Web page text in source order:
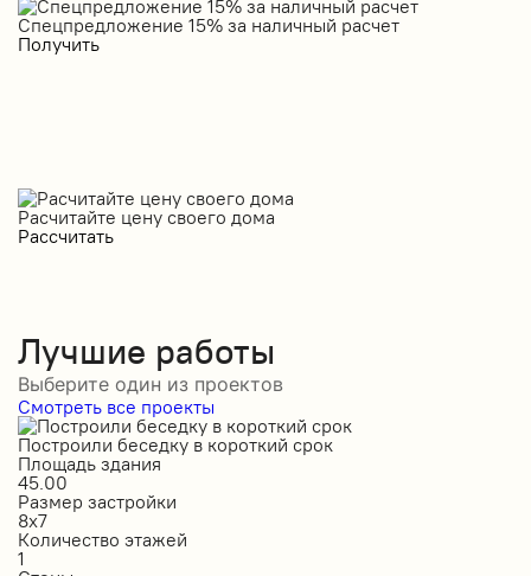
Спецпредложение 15% за наличный расчет
Получить
Расчитайте цену своего дома
Рассчитать
Лучшие работы
Выберите один из проектов
Смотреть все проекты
Построили беседку в короткий срок
Площадь здания
45.00
Размер застройки
8х7
Количество этажей
1